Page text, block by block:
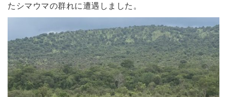
たシマウマの群れに遭遇しました。